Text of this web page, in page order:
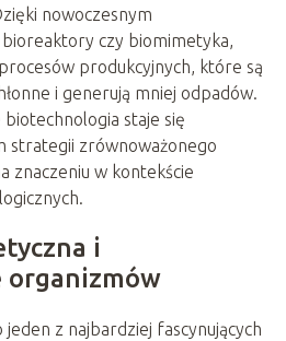
nowoczesnym
czy biomimetyka,
produkcyjnych, które są
i generują mniej odpadów.
staje się
strategii zrównoważonego
znaczeniu w kontekście
i
organizmów
z najbardziej fascynujących